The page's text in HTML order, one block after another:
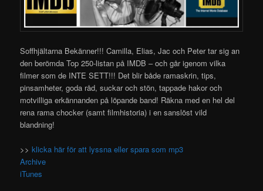
Soffhjältarna Bekänner!!! Camilla, Elias, Jac och Peter tar sig an
den berömda Top 250-listan på IMDB – och går igenom vilka
filmer som de INTE SETT!!! Det blir både ramaskrin, tips,
pinsamheter, goda råd, suckar och stön, tappade hakor och
motvilliga erkännanden på löpande band! Räkna med en hel del
rena rama chocker (samt filmhistoria) i en sanslöst vild
blandning!
>> klicka här för att lyssna eller spara som mp3
Archive
iTunes